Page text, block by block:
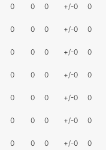
0 0 0 +/-0 0
0 0 0 +/-0 0
0 0 0 +/-0 0
0 0 0 +/-0 0
0 0 0 +/-0 0
0 0 0 +/-0 0
0 0 0 +/-0 0